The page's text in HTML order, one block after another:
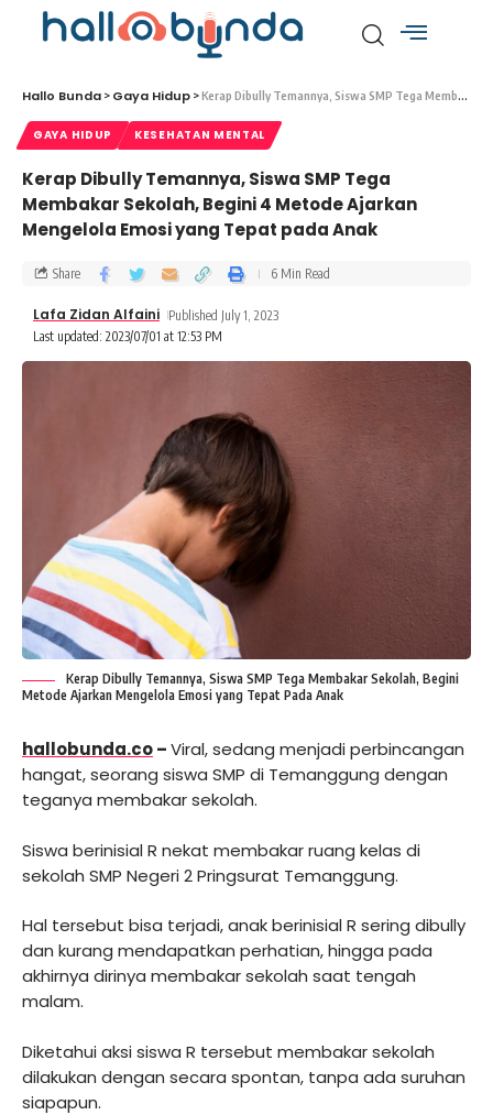
Hallo Bunda > Gaya Hidup >Kerap Dibully Temannya, Siswa SMP Tega Membakar Sekolah, Begini 4 Metode Ajarkan Mengelola Emosi yang Tepat pada Anak
GAYA HIDUP KESEHATAN MENTAL
Kerap Dibully Temannya, Siswa SMP Tega
Membakar Sekolah, Begini 4 Metode Ajarkan
Mengelola Emosi yang Tepat pada Anak
Last updated: 2023/07/01 at 12:53 PM
Lafa Zidan Alfaini Published July 1, 2023
Share 6 Min Read
Kerap Dibully Temannya, Siswa SMP Tega Membakar Sekolah, Begini
Metode Ajarkan Mengelola Emosi yang Tepat Pada Anak
hallobunda.co–Viral, sedang menjadi perbincangan
hangat, seorang siswa SMP di Temanggung dengan
teganya membakar sekolah.
Siswa berinisial R nekat membakar ruang kelas di
sekolah SMP Negeri 2 Pringsurat Temanggung.
Hal tersebut bisa terjadi, anak berinisial R sering dibully
dan kurang mendapatkan perhatian, hingga pada
akhirnya dirinya membakar sekolah saat tengah
malam.
Diketahui aksi siswa R tersebut membakar sekolah
dilakukan dengan secara spontan, tanpa ada suruhan
siapapun.